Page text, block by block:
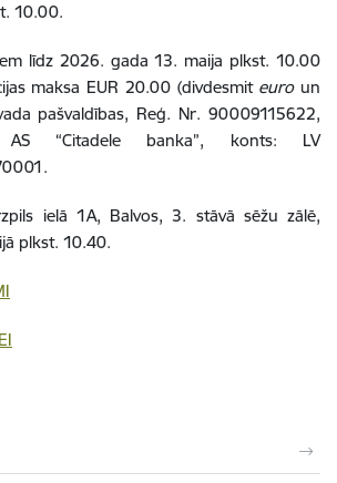
10.00.
līdz 2026. gada 13. maija plkst. 10.00
maksa EUR 20.00 (divdesmit euro un
pašvaldības, Reģ. Nr. 90009115622,
“Citadele banka”, konts: LV
ielā 1A, Balvos, 3. stāvā sēžu zālē,
plkst. 10.40.